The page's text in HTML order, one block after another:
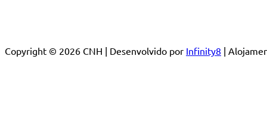
Copyright © 2026 CNH | Desenvolvido por Infinity8 |